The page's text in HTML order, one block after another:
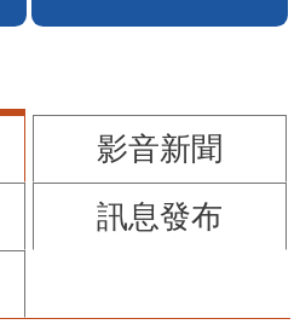
影音新聞
訊息發布